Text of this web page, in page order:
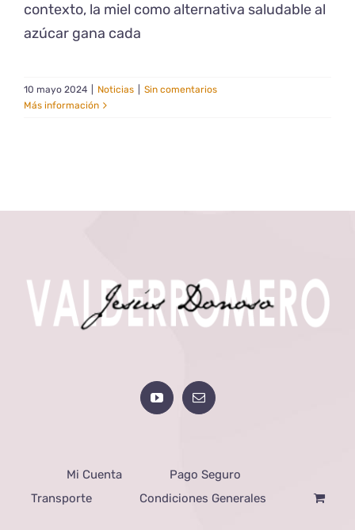
contexto, la miel como alternativa saludable al
azúcar gana cada
10 mayo 2024 Noticias
Sin comentarios
Más información
Mi Cuenta
Pago Seguro
Transporte
Condiciones Generales